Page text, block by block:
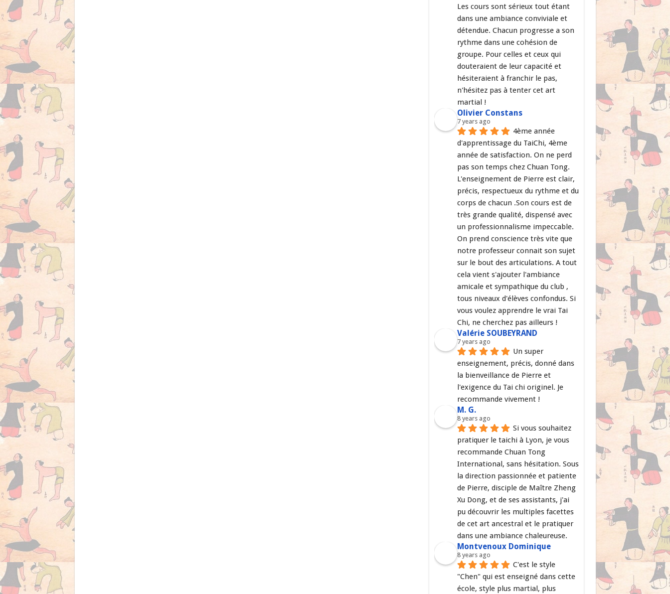
Les cours sont sérieux tout étant
dans une ambiance conviviale et
détendue. Chacun progresse a son
rythme dans une cohésion de
groupe. Pour celles et ceux qui
douteraient de leur capacité et
hésiteraient à franchir le pas,
n'hésitez pas à tenter cet art
martial !
Olivier Constans
7 years ago
4ème année
d'apprentissage du TaiChi, 4ème
année de satisfaction. On ne perd
pas son temps chez Chuan Tong.
L'enseignement de Pierre est clair,
précis, respectueux du rythme et du
corps de chacun .Son cours est de
très grande qualité, dispensé avec
un professionnalisme impeccable.
On prend conscience très vite que
notre professeur connait son sujet
sur le bout des articulations. A tout
cela vient s'ajouter l'ambiance
amicale et sympathique du club ,
tous niveaux d'élèves confondus. Si
vous voulez apprendre le vrai Tai
Chi, ne cherchez pas ailleurs !
Valérie SOUBEYRAND
7 years ago
Un super
enseignement, précis, donné dans
la bienveillance de Pierre et
l'exigence du Tai chi originel. Je
recommande vivement !
M. G.
8 years ago
Si vous souhaitez
pratiquer le taichi à Lyon, je vous
recommande Chuan Tong
International, sans hésitation. Sous
la direction passionnée et patiente
de Pierre, disciple de Maître Zheng
Xu Dong, et de ses assistants, j'ai
pu découvrir les multiples facettes
de cet art ancestral et le pratiquer
dans une ambiance chaleureuse.
Montvenoux Dominique
8 years ago
C'est le style
"Chen" qui est enseigné dans cette
école, style plus martial, plus